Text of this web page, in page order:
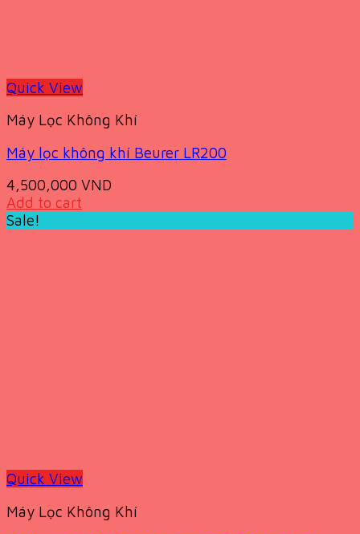
Quick View
Máy Lọc Không Khí
Máy lọc không khí Beurer LR200
4,500,000 VND
Add to cart
Sale!
Quick View
Máy Lọc Không Khí